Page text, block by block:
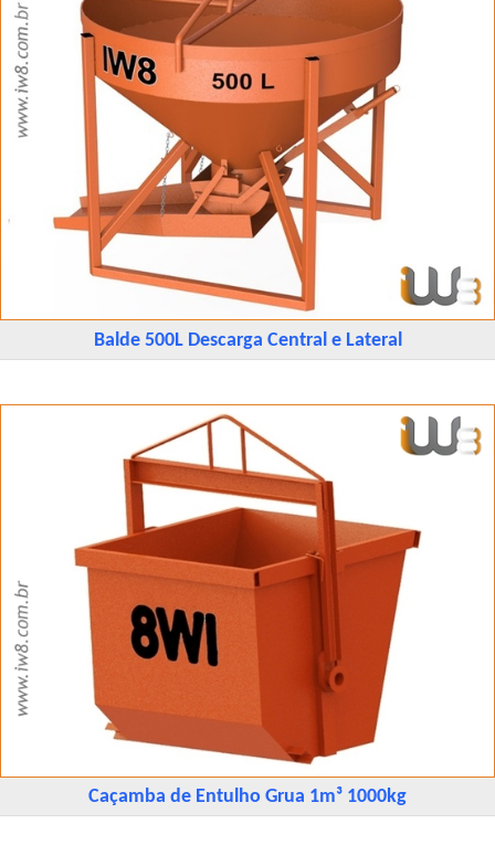
Balde 500L Descarga Central e Lateral
Caçamba de Entulho Grua 1m³ 1000kg